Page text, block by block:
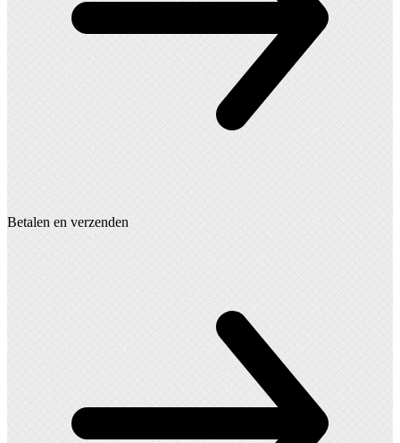
Betalen en verzenden